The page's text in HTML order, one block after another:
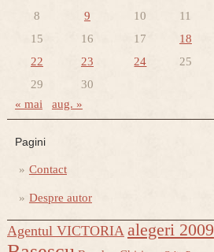
8
9 10 11
15
16 17 18
22
23 24 25
29
30
« mai aug. »
Pagini
Contact
Despre autor
Agentul VICTORIA alegeri 2009